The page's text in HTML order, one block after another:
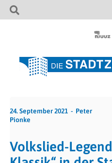
24. September 2021
Peter
Pionke
Volkslied-